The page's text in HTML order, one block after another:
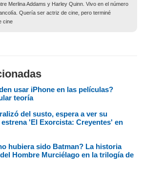
Merlina Addams y Harley Quinn. Vivo en el número
Quería ser actriz de cine, pero terminé
cine
usar iPhone en las películas?
teoría
del susto, espera a ver su
'El Exorcista: Creyentes' en
hubiera sido Batman? La historia
Hombre Murciélago en la trilogía de